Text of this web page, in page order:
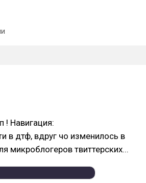
! Навигация:
в дтф, вдруг чо изменилось в
микроблогеров твиттерских...